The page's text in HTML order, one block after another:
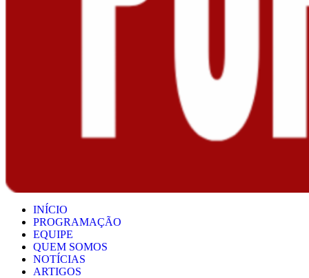
INÍCIO
PROGRAMAÇÃO
EQUIPE
QUEM SOMOS
NOTÍCIAS
ARTIGOS